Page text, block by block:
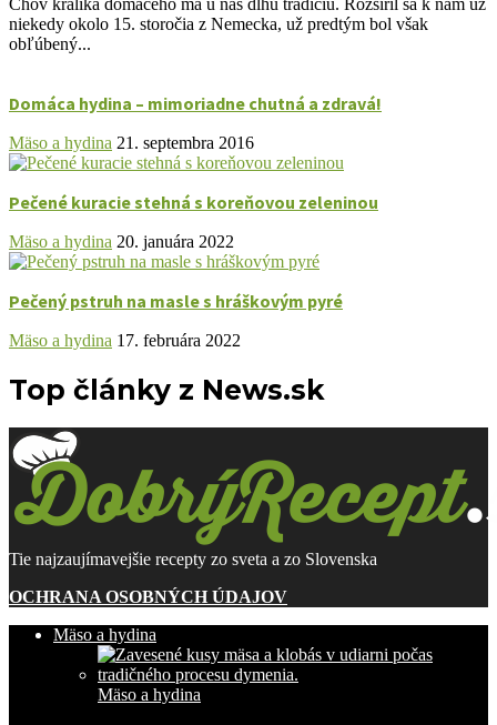
Chov králika domáceho má u nás dlhú tradíciu. Rozšíril sa k nám už
niekedy okolo 15. storočia z Nemecka, už predtým bol však
obľúbený...
Domáca hydina – mimoriadne chutná a zdravá!
Mäso a hydina 21. septembra 2016
Pečené kuracie stehná s koreňovou zeleninou
Mäso a hydina 20. januára 2022
Pečený pstruh na masle s hráškovým pyré
Mäso a hydina 17. februára 2022
Top články z News.sk
Tie najzaujímavejšie recepty zo sveta a zo Slovenska
OCHRANA OSOBNÝCH ÚDAJOV
Mäso a hydina
Mäso a hydina